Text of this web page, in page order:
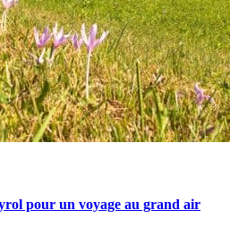
pour un voyage au grand air